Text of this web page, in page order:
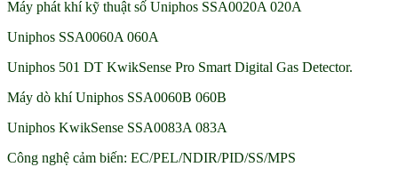
Máy phát khí kỹ thuật số Uniphos SSA0020A 020A
Uniphos SSA0060A 060A
Uniphos 501 DT KwikSense Pro Smart Digital Gas Detector.
Máy dò khí Uniphos SSA0060B 060B
Uniphos KwikSense SSA0083A 083A
Công nghệ cảm biến: EC/PEL/NDIR/PID/SS/MPS